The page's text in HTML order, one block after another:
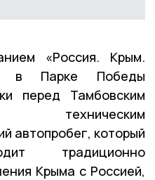
«Россия. Крым.
в Парке Победы
перед Тамбовским
техническим
автопробег, который
традиционно
Крыма с Россией,